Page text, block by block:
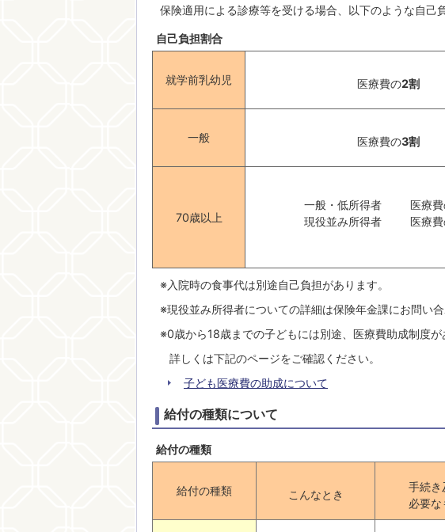
保険適用による診療等を受ける場合、以下のような自己
自己負担割合
就学前乳幼児 医療費の2割
一般 医療費の3割
70歳以上
一般・低所得者 医療費
現役並み所得者 医療費
※入院時の食事代は別途自己負担があります。
※現役並み所得者についての詳細は保険年金課にお問い
※0歳から18歳までの子どもには別途、医療費助成制度が
詳しくは下記のページをご確認ください。
子ども医療費の助成について
給付の種類について
給付の種類
給付の種類 こんなとき
手続き
必要な